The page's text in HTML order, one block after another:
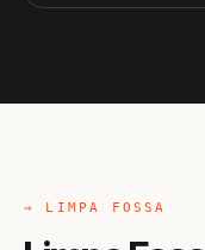
→ LIMPA FOSSA